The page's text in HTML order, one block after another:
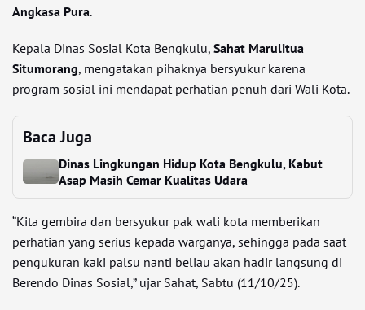
Angkasa Pura.
Kepala Dinas Sosial Kota Bengkulu, Sahat Marulitua
Situmorang, mengatakan pihaknya bersyukur karena
program sosial ini mendapat perhatian penuh dari Wali Kota.
Baca Juga
Dinas Lingkungan Hidup Kota Bengkulu, Kabut
Asap Masih Cemar Kualitas Udara
“Kita gembira dan bersyukur pak wali kota memberikan
perhatian yang serius kepada warganya, sehingga pada saat
pengukuran kaki palsu nanti beliau akan hadir langsung di
Berendo Dinas Sosial,” ujar Sahat, Sabtu (11/10/25).